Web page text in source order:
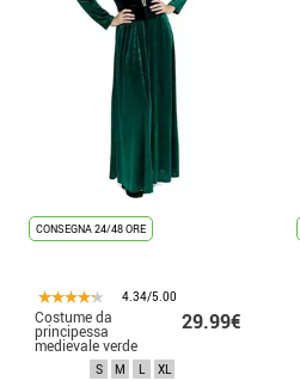
CONSEGNA 24/48 ORE
4.34/5.00
Costume da
principessa
medievale verde
scuro per donna
29.99€
S M L XL